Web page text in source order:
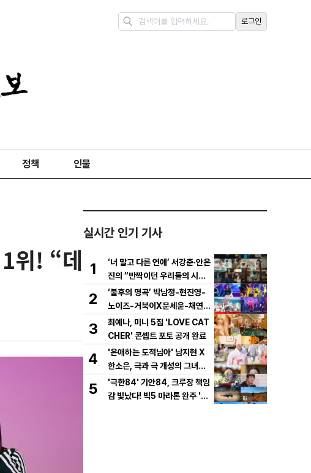
로그인
정책 인물
위! “데
실시간 인기 기사
1
‘너 말고 다른 연애’ 서강준·안은
진의 “반짝이던 우리들의 시간”
10년 사랑 서사 드러났다! 1차
설렘 티저 영상 공개!
2
‘불후의 명곡’ 박남정-현진영-
노이즈-거북이X문세윤-채연,
이번엔 댄스 배틀이다! X세대
댄스 레전드 총출동! 댄스 본능
깨운다!
3
최예나, 미니 5집 'LOVE CAT
CHER' 콘셉트 포토 공개 완료
4
'은애하는 도적님아' 남지현 X
한소은, 극과 극 개성의 그녀들
이 온다! 시청자들의 연모를 부
를 두 여인의 활약은?
5
'극한84' 기안84, 크루장 책임
감 빛났다! 빅5 마라톤 완주 '인